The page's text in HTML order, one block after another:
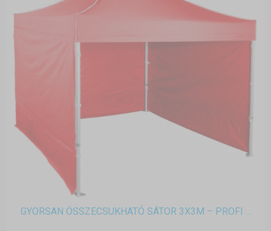
GYORSAN ÖSSZECSUKHATÓ SÁTOR 3X3M – PROFI ...